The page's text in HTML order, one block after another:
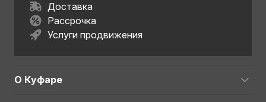
Доставка
Рассрочка
Услуги продвижения
О Куфаре